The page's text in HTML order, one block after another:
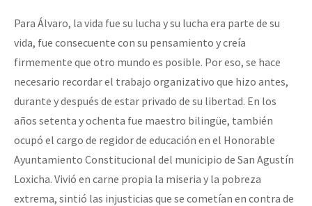
la naturaleza bajo asedio)
Libros para descargar
Medios Libres
COVID-19
Eventos
Contacto
Para Álvaro, la vida fue su lucha y su lucha era parte de su
vida, fue consecuente con su pensamiento y creía
firmemente que otro mundo es posible. Por eso, se hace
necesario recordar el trabajo organizativo que hizo antes,
durante y después de estar privado de su libertad. En los
años setenta y ochenta fue maestro bilingüe, también
ocupó el cargo de regidor de educación en el Honorable
Ayuntamiento Constitucional del municipio de San Agustín
Loxicha. Vivió en carne propia la miseria y la pobreza
extrema, sintió las injusticias que se cometían en contra de